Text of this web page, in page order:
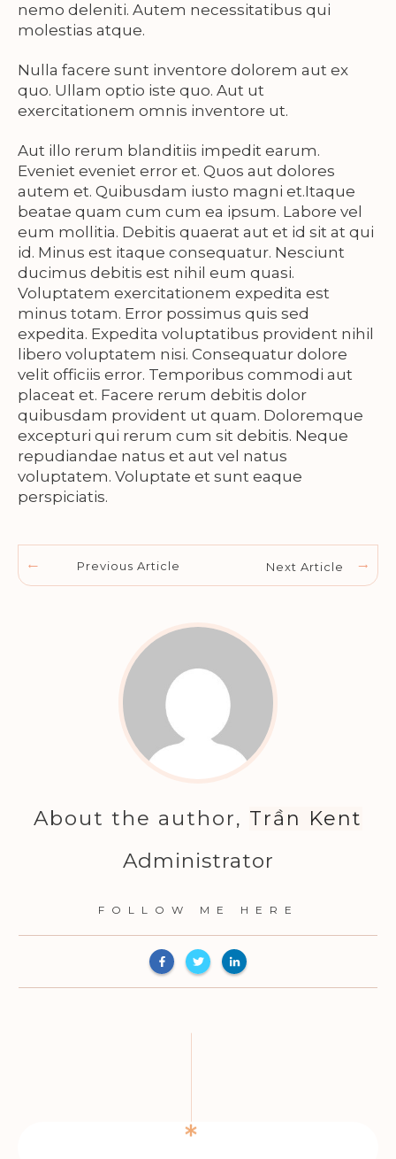
nemo deleniti. Autem necessitatibus qui
molestias atque.
Nulla facere sunt inventore dolorem aut ex
quo. Ullam optio iste quo. Aut ut
exercitationem omnis inventore ut.
Aut illo rerum blanditiis impedit earum.
Eveniet eveniet error et. Quos aut dolores
autem et. Quibusdam iusto magni et.Itaque
beatae quam cum cum ea ipsum. Labore vel
eum mollitia. Debitis quaerat aut et id sit at qui
id. Minus est itaque consequatur. Nesciunt
ducimus debitis est nihil eum quasi.
Voluptatem exercitationem expedita est
minus totam. Error possimus quis sed
expedita. Expedita voluptatibus provident nihil
libero voluptatem nisi. Consequatur dolore
velit officiis error. Temporibus commodi aut
placeat et. Facere rerum debitis dolor
quibusdam provident ut quam. Doloremque
excepturi qui rerum cum sit debitis. Neque
repudiandae natus et aut vel natus
voluptatem. Voluptate et sunt eaque
perspiciatis.
Previous Article Next Article
About the author, Trần Kent
Administrator
FOLLOW ME HERE